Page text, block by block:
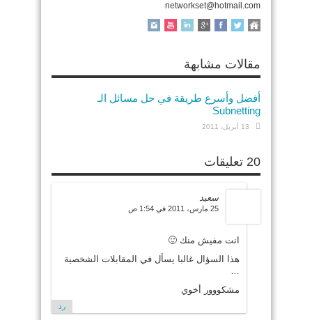
networkset@hotmail.com
مقالات مشابهة
أفضل وأسرع طريقة في حل مسائل الـ
Subnetting
13 أبريل، 2011
20 تعليقات
سعيد
25 مارس، 2011 في 1:54 ص
انت مفيش منك 🙂
هذا السؤال غالبا يسأل في المقابلات الشخصية
…
مشكووور أخوي
رد